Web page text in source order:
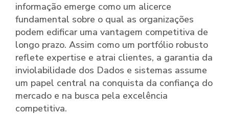
informação emerge como um alicerce
fundamental sobre o qual as organizações
podem edificar uma vantagem competitiva de
longo prazo. Assim como um portfólio robusto
reflete expertise e atrai clientes, a garantia da
inviolabilidade dos Dados e sistemas assume
um papel central na conquista da confiança do
mercado e na busca pela excelência
competitiva.